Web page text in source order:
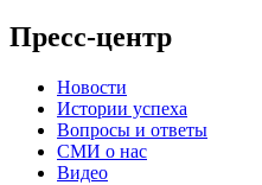
Пресс-центр
Новости
Истории успеха
Вопросы и ответы
СМИ о нас
Видео